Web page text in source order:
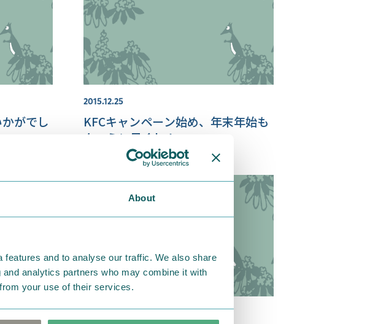
About
and to analyse our traffic. We also share
analytics partners who may combine it with
your use of their services.
がでし
2015.12.25
KFCキャンペーン始め、年末年始も
ムーミン尽くし！
2013.10.11